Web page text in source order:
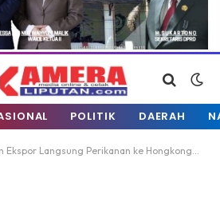
POLITIK DAERAH
Langsung Perikanan ke Hongkong Melalui Pesawat Udara